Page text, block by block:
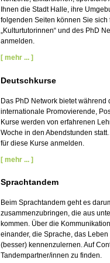
Ihnen die Stadt Halle, ihre
folgenden Seiten können Sie
„Kulturtutorinnen“ und des PhD
anmelden.
[ mehr ... ]
Deutschkurse
Das PhD Network bietet während
internationale Promovierende,
Kurse werden von erfahrenen
Woche in den Abendstunden
für diese Kurse anmelden.
[ mehr ... ]
Sprachtandem
Beim Sprachtandem geht es
zusammenzubringen, die aus
kommen. Über die
einander, die Sprache, das
(besser) kennenzulernen. Auf
Tandempartner/innen zu finden.